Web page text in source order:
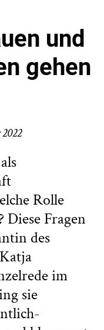
und
gehen
Rolle
Diese Fragen
des
im
sie